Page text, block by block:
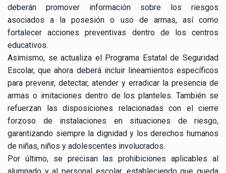
deberán promover información sobre los riesgos
asociados a la posesión o uso de armas, así como
fortalecer acciones preventivas dentro de los centros
educativos.
Asimismo, se actualiza el Programa Estatal de Seguridad
Escolar, que ahora deberá incluir lineamientos específicos
para prevenir, detectar, atender y erradicar la presencia de
armas o imitaciones dentro de los planteles. También se
refuerzan las disposiciones relacionadas con el cierre
forzoso de instalaciones en situaciones de riesgo,
garantizando siempre la dignidad y los derechos humanos
de niñas, niños y adolescentes involucrados.
Por último, se precisan las prohibiciones aplicables al